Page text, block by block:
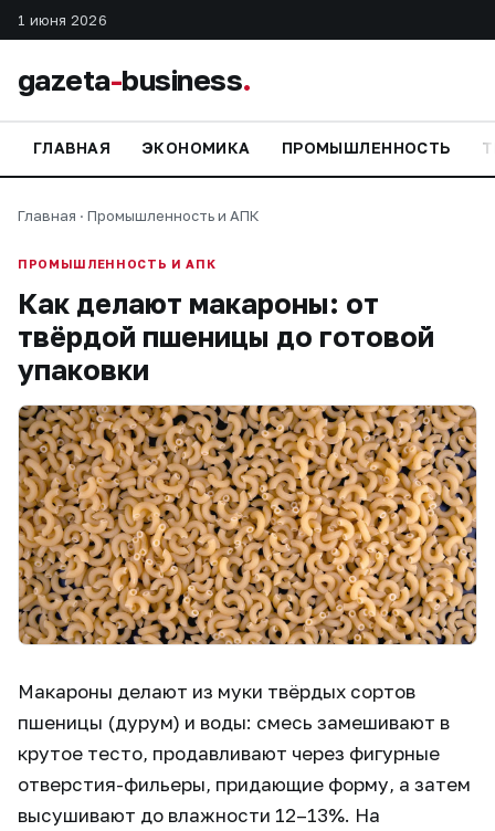
1 июня 2026
gazeta-business.
ГЛАВНАЯ ЭКОНОМИКА ПРОМЫШЛЕННОСТЬ
Главная · Промышленность и АПК
ПРОМЫШЛЕННОСТЬ И АПК
Как делают макароны: от
твёрдой пшеницы до готовой
упаковки
Макароны делают из муки твёрдых сортов
пшеницы (дурум) и воды: смесь замешивают в
крутое тесто, продавливают через фигурные
отверстия-фильеры, придающие форму, а затем
высушивают до влажности 12–13%. На